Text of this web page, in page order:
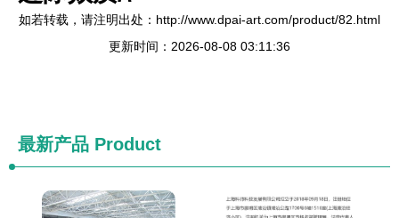
如若转载，请注明出处：http://www.dpai-art.com/product/82.html
更新时间：2026-08-08 03:11:36
最新产品 Product